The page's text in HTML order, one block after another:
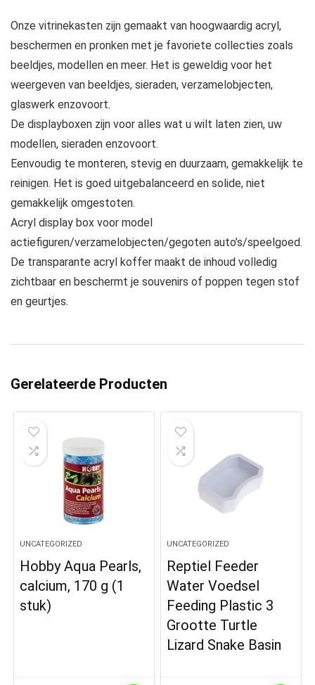
Onze vitrinekasten zijn gemaakt van hoogwaardig acryl,
beschermen en pronken met je favoriete collecties zoals
beeldjes, modellen en meer. Het is geweldig voor het
weergeven van beeldjes, sieraden, verzamelobjecten,
glaswerk enzovoort.
De displayboxen zijn voor alles wat u wilt laten zien, uw
modellen, sieraden enzovoort.
Eenvoudig te monteren, stevig en duurzaam, gemakkelijk te
reinigen. Het is goed uitgebalanceerd en solide, niet
gemakkelijk omgestoten.
Acryl display box voor model
actiefiguren/verzamelobjecten/gegoten auto’s/speelgoed.
De transparante acryl koffer maakt de inhoud volledig
zichtbaar en beschermt je souvenirs of poppen tegen stof
en geurtjes.
Gerelateerde Producten
UNCATEGORIZED
Hobby Aqua Pearls,
calcium, 170 g (1
stuk)
UNCATEGORIZED
Reptiel Feeder
Water Voedsel
Feeding Plastic 3
Grootte Turtle
Lizard Snake Basin